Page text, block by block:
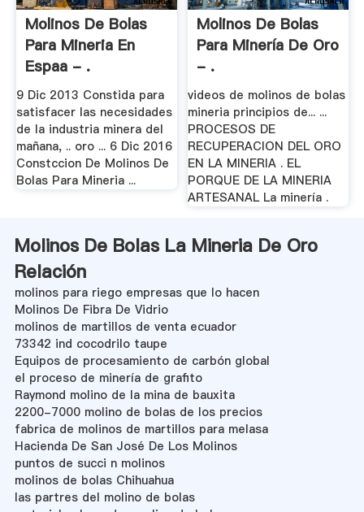
Molinos De Bolas
Para Mineria En
Espaa - .
9 Dic 2013 Constida para
satisfacer las necesidades
de la industria minera del
mañana, .. oro ... 6 Dic 2016
Constccion De Molinos De
Bolas Para Mineria ...
Molinos De Bolas
Para Minería De Oro
- .
videos de molinos de bolas
mineria principios de... ...
PROCESOS DE
RECUPERACION DEL ORO
EN LA MINERIA . EL
PORQUE DE LA MINERIA
ARTESANAL La minería .
Molinos De Bolas La Mineria De Oro
Relación
molinos para riego empresas que lo hacen
Molinos De Fibra De Vidrio
molinos de martillos de venta ecuador
73342 ind cocodrilo taupe
Equipos de procesamiento de carbón global
el proceso de minería de grafito
Raymond molino de la mina de bauxita
2200-7000 molino de bolas de los precios
fabrica de molinos de martillos para melasa
Hacienda De San José De Los Molinos
puntos de succi n molinos
molinos de bolas Chihuahua
las partres del molino de bolas